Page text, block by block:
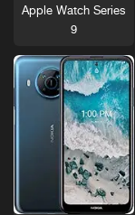
Apple Watch Series
9